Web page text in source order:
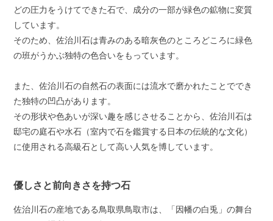
どの圧力をうけてできた石で、成分の一部が緑色の鉱物に変質
しています。
そのため、佐治川石は青みのある暗灰色のところどころに緑色
の班がうかぶ独特の色合いをもっています。
また、佐治川石の自然石の表面には流水で磨かれたことででき
た独特の凹凸があります。
その形状や色あいが深い趣を感じさせることから、佐治川石は
邸宅の庭石や水石（室内で石を鑑賞する日本の伝統的な文化）
に使用される高級石として高い人気を博しています。
優しさと前向きさを持つ石
佐治川石の産地である鳥取県鳥取市は、「因幡の白兎」の舞台